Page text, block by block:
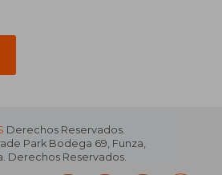
Derechos Reservados.
Park Bodega 69 Funza
. Derechos Reservados.